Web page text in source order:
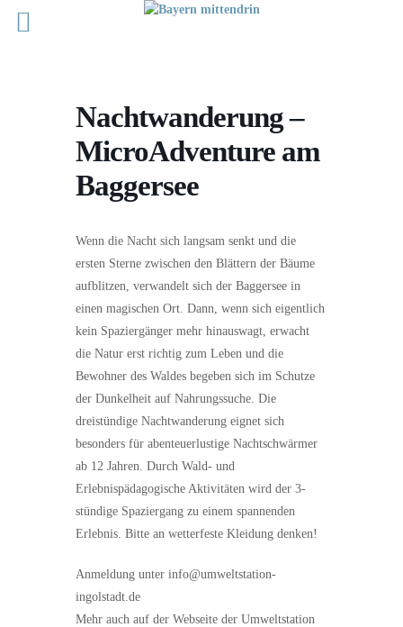
Nachtwanderung –
MicroAdventure am
Baggersee
Wenn die Nacht sich langsam senkt und die
ersten Sterne zwischen den Blättern der Bäume
aufblitzen, verwandelt sich der Baggersee in
einen magischen Ort. Dann, wenn sich eigentlich
kein Spaziergänger mehr hinauswagt, erwacht
die Natur erst richtig zum Leben und die
Bewohner des Waldes begeben sich im Schutze
der Dunkelheit auf Nahrungssuche. Die
dreistündige Nachtwanderung eignet sich
besonders für abenteuerlustige Nachtschwärmer
ab 12 Jahren. Durch Wald- und
Erlebnispädagogische Aktivitäten wird der 3-
stündige Spaziergang zu einem spannenden
Erlebnis. Bitte an wetterfeste Kleidung denken!
Anmeldung unter info@umweltstation-
ingolstadt.de
Mehr auch auf der Webseite der Umweltstation